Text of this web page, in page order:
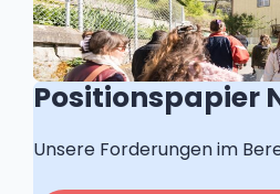
Positionspapier
Unsere Forderungen im